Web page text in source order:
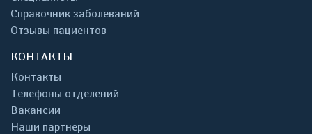
Справочник заболеваний
Отзывы пациентов
КОНТАКТЫ
Контакты
Телефоны отделений
Вакансии
Наши партнеры